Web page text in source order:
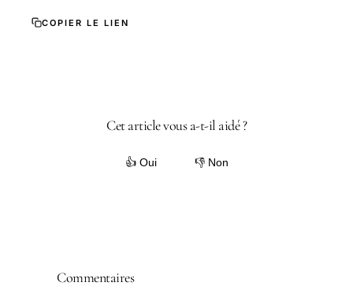
COPIER LE LIEN
Cet article vous a-t-il aidé ?
👍 Oui 👎 Non
Commentaires